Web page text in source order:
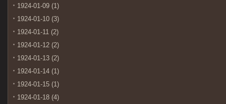
1924-01-09 (1)
1924-01-10 (3)
1924-01-11 (2)
1924-01-12 (2)
1924-01-13 (2)
1924-01-14 (1)
1924-01-15 (1)
1924-01-18 (4)